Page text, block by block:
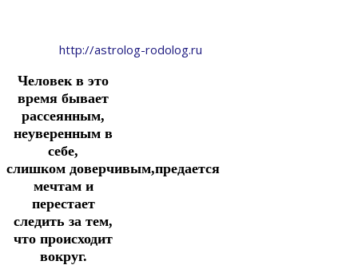
http://astrolog-rodolog.ru
Человек в это
время бывает
рассеянным,
неуверенным в
себе,
слишком доверчивым,предается
мечтам и
перестает
следить за тем,
что происходит
вокруг.